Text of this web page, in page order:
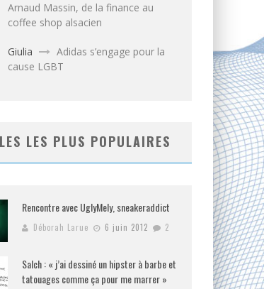
Arnaud Massin, de la finance au
coffee shop alsacien
Giulia
Adidas s’engage pour la
cause LGBT
LES PLUS POPULAIRES
Rencontre avec UglyMely, sneakeraddict
Déborah Larue 6 juin 2012 2
Salch : « j’ai dessiné un hipster à barbe et
tatouages comme ça pour me marrer »